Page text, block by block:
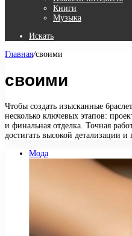
Книги
Музыка
Искать
Главная/своими
своими
Чтобы создать изысканные
несколько ключевых этапов:
и финальная отделка. Точная
достигать высокой детализации и
Мода